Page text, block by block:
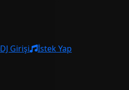
DJ Girişi İstek Yap